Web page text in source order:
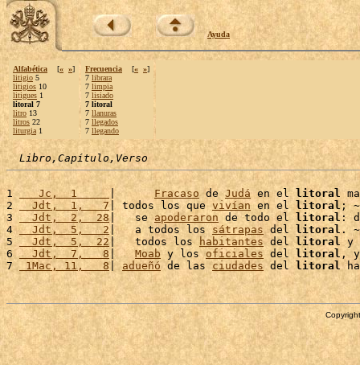
Ayuda
Alfabética [« »]
litigio 5
litigios 10
litigues 1
litoral 7
litro 13
litros 22
liturgia 1
Frecuencia [« »]
7 librara
7 limpia
7 lisiado
7 litoral
7 llanuras
7 llegados
7 llegando
Libro,Capítulo,Verso
1
   Jc,  1
| Fracaso de Judá en el litoral
2
  Jdt,  1,   7
| todos los que vivían en el litoral ; ~
3
  Jdt,  2,  28
|   se apoderaron de todo el litoral :
4
  Jdt,  5,   2
|   a todos los sátrapas del litoral. ~
5
  Jdt,  5,  22
|   todos los habitantes del litoral y
6
  Jdt,  7,   8
| Moab y los oficiales del litoral ,
7
1Mac, 11,   8| adueñó de las ciudades del litoral